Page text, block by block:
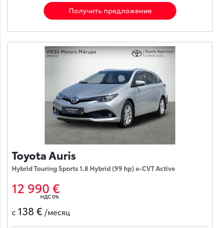
Получить предложение
Toyota Auris
Hybrid Touring Sports 1.8 Hybrid (99 hp) e-CVT Active
12 990 €
НДС 0%
с 138 € /месяц